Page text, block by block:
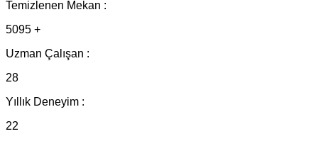
Temizlenen Mekan :
5095 +
Uzman Çalışan :
28
Yıllık Deneyim :
22